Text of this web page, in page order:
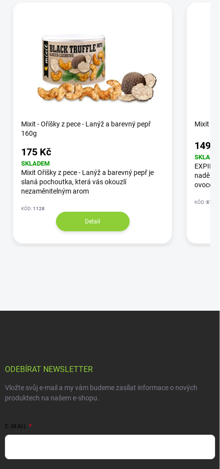
Mixit - Oříšky z pece - Lanýž a barevný pepř
160g
175 Kč
SKLADEM
Mixit Oříšky z pece - Lanýž a barevný pepř je
slaná pochoutka, která vás okouzlí
nezaměnitelným arom
KÓD:1128
Detail
Mixit -
149
ovoce
KÓD:87/
ODEBÍRAT NEWSLETTER
Vložte svůj e-mail a my vám budeme zasílat informace o nových
produktech na našem e-shopu.
E-MAIL